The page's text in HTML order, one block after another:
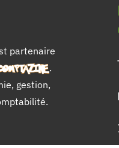
partenaire
.
gestion,